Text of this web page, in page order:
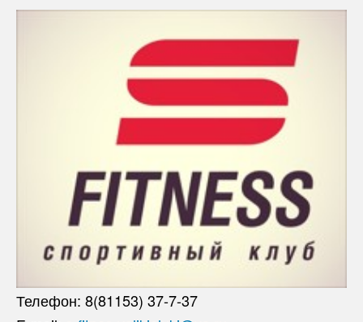
Телефон: 8(81153) 37-7-37